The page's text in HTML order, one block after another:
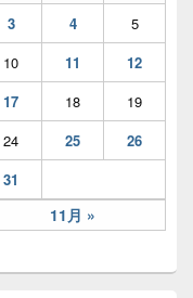
11月 »
3 4
5
10 11
12
17 18
19
24 25
26
31